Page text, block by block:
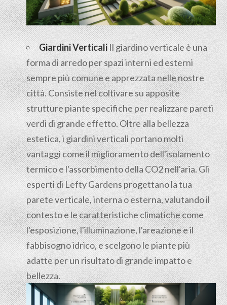
Giardini VerticaliIl giardino verticale è una
forma di arredo per spazi interni ed esterni
sempre più comune e apprezzata nelle nostre
città. Consiste nel coltivare su apposite
strutture piante specifiche per realizzare pareti
verdi di grande effetto. Oltre alla bellezza
estetica, i giardini verticali portano molti
vantaggi come il miglioramento dell'isolamento
termico e l'assorbimento della CO2 nell'aria. Gli
esperti di Lefty Gardens progettano la tua
parete verticale, interna o esterna, valutando il
contesto e le caratteristiche climatiche come
l'esposizione, l'illuminazione, l'areazione e il
fabbisogno idrico, e scelgono le piante più
adatte per un risultato di grande impatto e
bellezza.